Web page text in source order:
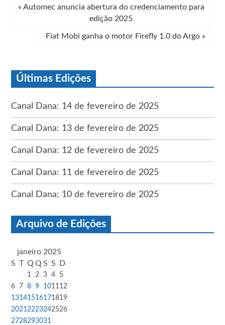
« Automec anuncia abertura do credenciamento para
edição 2025
Fiat Mobi ganha o motor Firefly 1.0 do Argo »
Últimas Edições
Canal Dana: 14 de fevereiro de 2025
Canal Dana: 13 de fevereiro de 2025
Canal Dana: 12 de fevereiro de 2025
Canal Dana: 11 de fevereiro de 2025
Canal Dana: 10 de fevereiro de 2025
Arquivo de Edições
janeiro 2025
S T Q Q S S D
1 2 3 4
5
6
7 8 9 1011 12
13141516171819
2021 2223242526
2728293031